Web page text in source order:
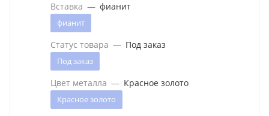
Вставка — фианит
фианит
Статус товара — Под заказ
Под заказ
Цвет металла — Красное золото
Красное золото